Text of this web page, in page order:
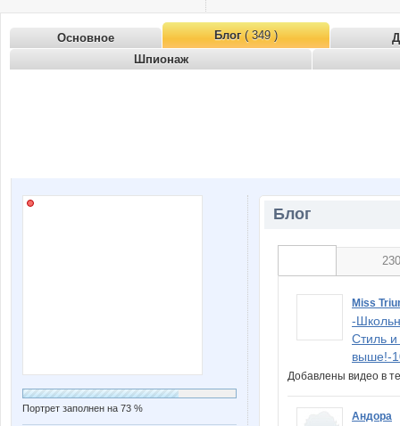
Основное Блог( 349 )
Шпионаж
Портрет заполнен на 73 %
Блог
Miss
-
Стиль и
выше!-
Добавлены видео в
Андора